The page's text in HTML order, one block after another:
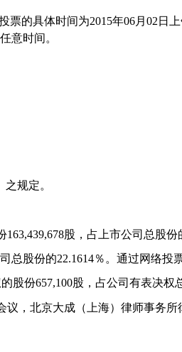
票的具体时间为2015年06月 02日
意时间。
规定。
163,439,678股，占上市公司总股份
总股份的22.1614％。通过网络投
股份657,100股，占公司有表决权
，北京大成（上海）律师事务所